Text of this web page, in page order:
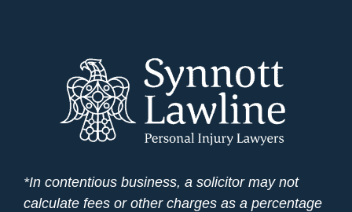
*In contentious business, a solicitor may not
calculate fees or other charges as a percentage